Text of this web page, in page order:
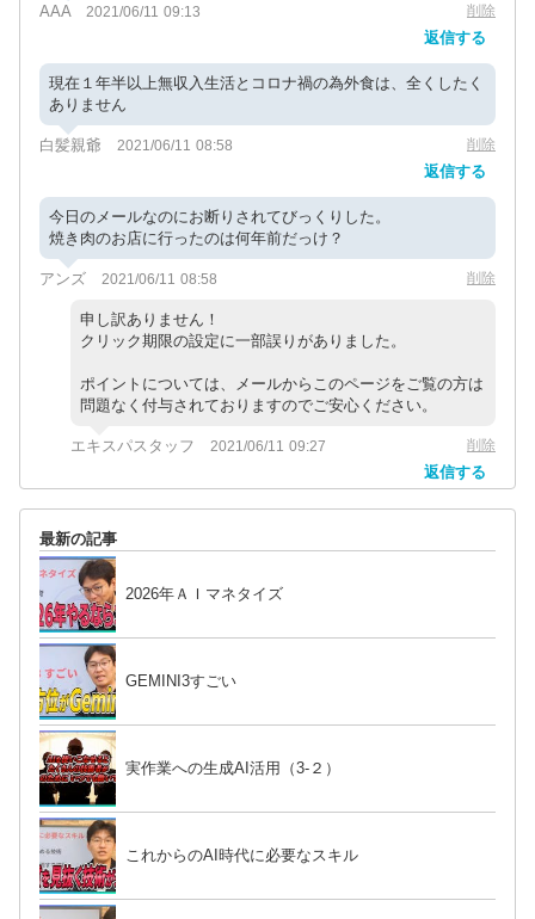
AAA 2021/06/11 09:13 削除
返信する
現在１年半以上無収入生活とコロナ禍の為外食は、全くしたく
ありません
白髪親爺 2021/06/11 08:58 削除
返信する
今日のメールなのにお断りされてびっくりした。
焼き肉のお店に行ったのは何年前だっけ？
アンズ 2021/06/11 08:58 削除
申し訳ありません！
クリック期限の設定に一部誤りがありました。
ポイントについては、メールからこのページをご覧の方は
問題なく付与されておりますのでご安心ください。
エキスパスタッフ 2021/06/11 09:27 削除
返信する
最新の記事
2026年ＡＩマネタイズ
GEMINI3すごい
実作業への生成AI活用（3-２）
これからのAI時代に必要なスキル